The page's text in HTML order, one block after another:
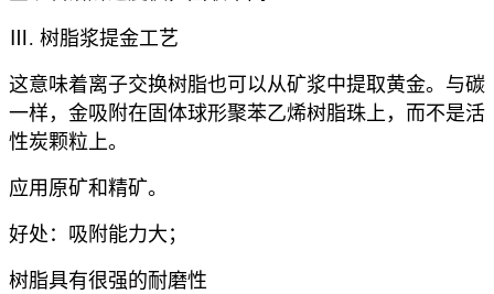
Ⅲ. 树脂浆提金工艺
这意味着离子交换树脂也可以从矿浆中提取黄金。与碳
一样，金吸附在固体球形聚苯乙烯树脂珠上，而不是活
性炭颗粒上。
应用原矿和精矿。
好处：吸附能力大；
树脂具有很强的耐磨性